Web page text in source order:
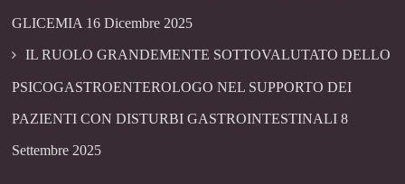
GLICEMIA 16 Dicembre 2025
IL RUOLO GRANDEMENTE SOTTOVALUTATO DELLO
PSICOGASTROENTEROLOGO NEL SUPPORTO DEI
PAZIENTI CON DISTURBI GASTROINTESTINALI 8
Settembre 2025